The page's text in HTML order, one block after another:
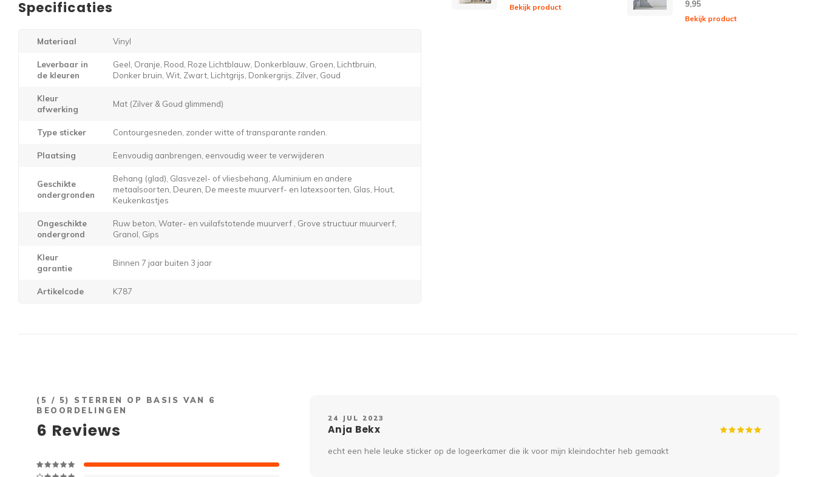
Specificaties
Materiaal Vinyl
Leverbaar in
de kleuren
Geel, Oranje, Rood, Roze Lichtblauw, Donkerblauw, Groen, Lichtbruin,
Donker bruin, Wit, Zwart, Lichtgrijs, Donkergrijs, Zilver, Goud
Kleur
afwerking
Mat (Zilver & Goud glimmend)
Type sticker Contourgesneden, zonder witte of transparante randen.
Plaatsing Eenvoudig aanbrengen, eenvoudig weer te verwijderen
Geschikte
ondergronden
Behang (glad), Glasvezel- of vliesbehang, Aluminium en andere
metaalsoorten, Deuren, De meeste muurverf- en latexsoorten, Glas, Hout,
Keukenkastjes
Ongeschikte
ondergrond
Ruw beton, Water- en vuilafstotende muurverf , Grove structuur muurverf,
Granol, Gips
Kleur
garantie
Binnen 7 jaar buiten 3 jaar
Artikelcode K787
Bekijk product 9,95
Bekijk product
( 5 / 5) STERREN OP BASIS VAN 6
BEOORDELINGEN
6 Reviews
24 JUL 2023
Anja Bekx
echt een hele leuke sticker op de logeerkamer die ik voor mijn kleindochter heb gemaakt